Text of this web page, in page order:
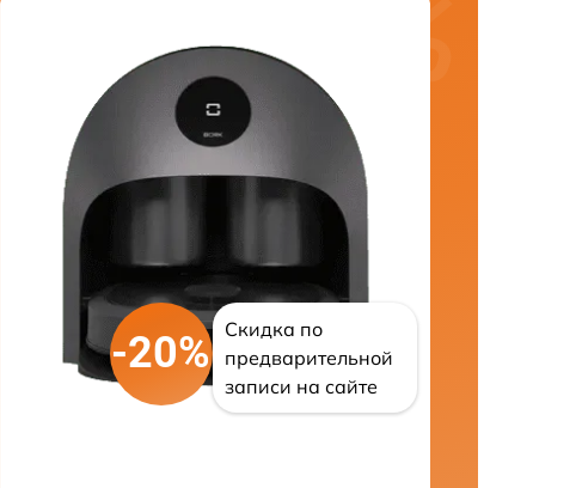
-20%
Скидка по
предварительной
записи на сайте